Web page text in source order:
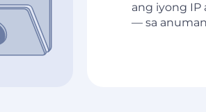
ang iyong IP
— sa